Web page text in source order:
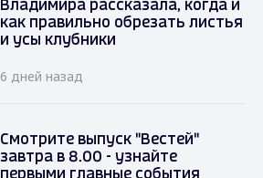
Владимира рассказала, когда и
как правильно обрезать листья
и усы клубники
6 дней назад
Смотрите выпуск "Вестей"
завтра в 8.00 - узнайте
первыми главные события